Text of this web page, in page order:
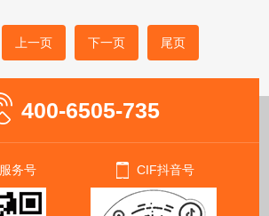
上一页 下一页 尾页
400-6505-735
务号 CIF抖音号